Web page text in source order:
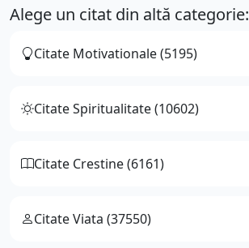
Alege un citat din altă categorie:
Citate Motivationale (5195)
Citate Spiritualitate (10602)
Citate Crestine (6161)
Citate Viata (37550)